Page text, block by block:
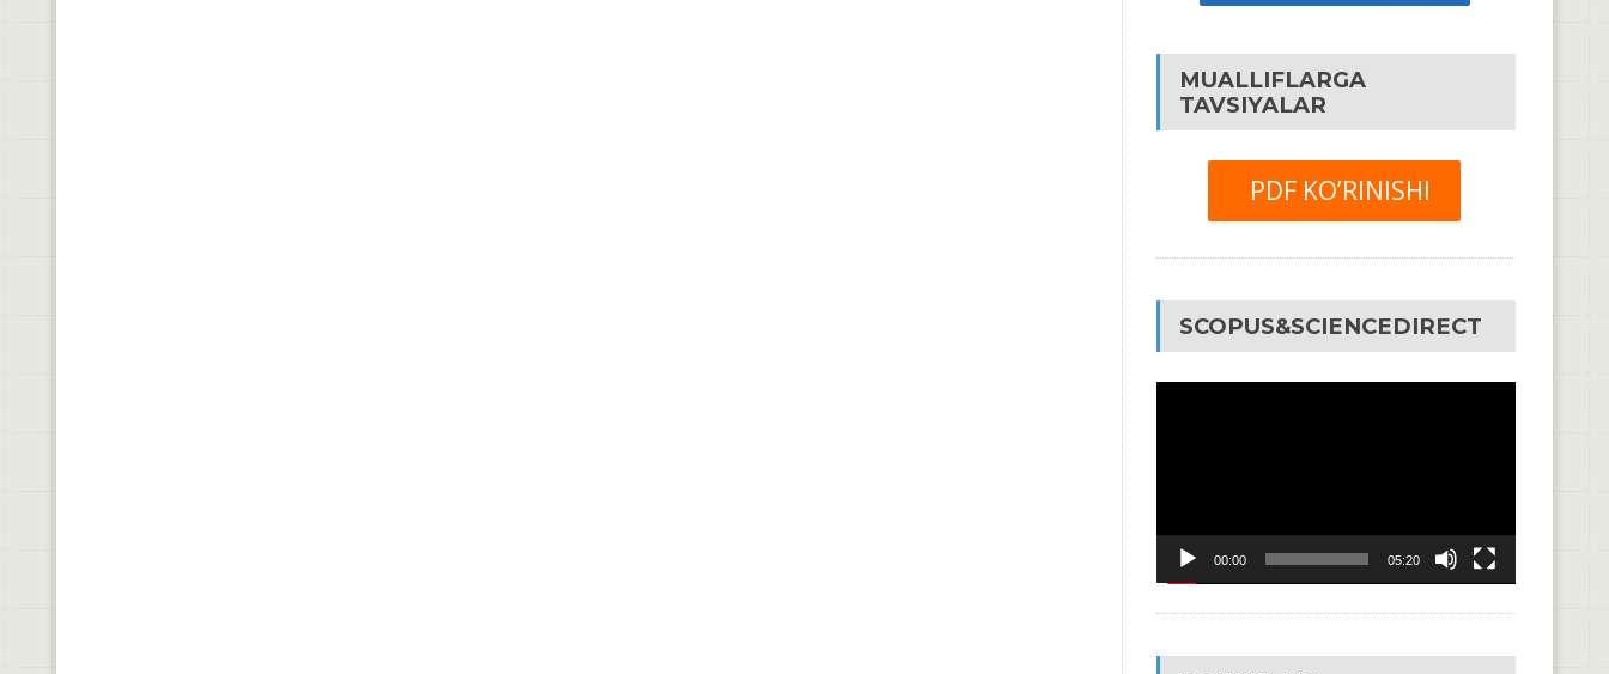
MUALLIFLARGA
TAVSIYALAR
PDF KO’RINISHI
SCOPUS&SCIENCEDIRECT
00:00 05:20